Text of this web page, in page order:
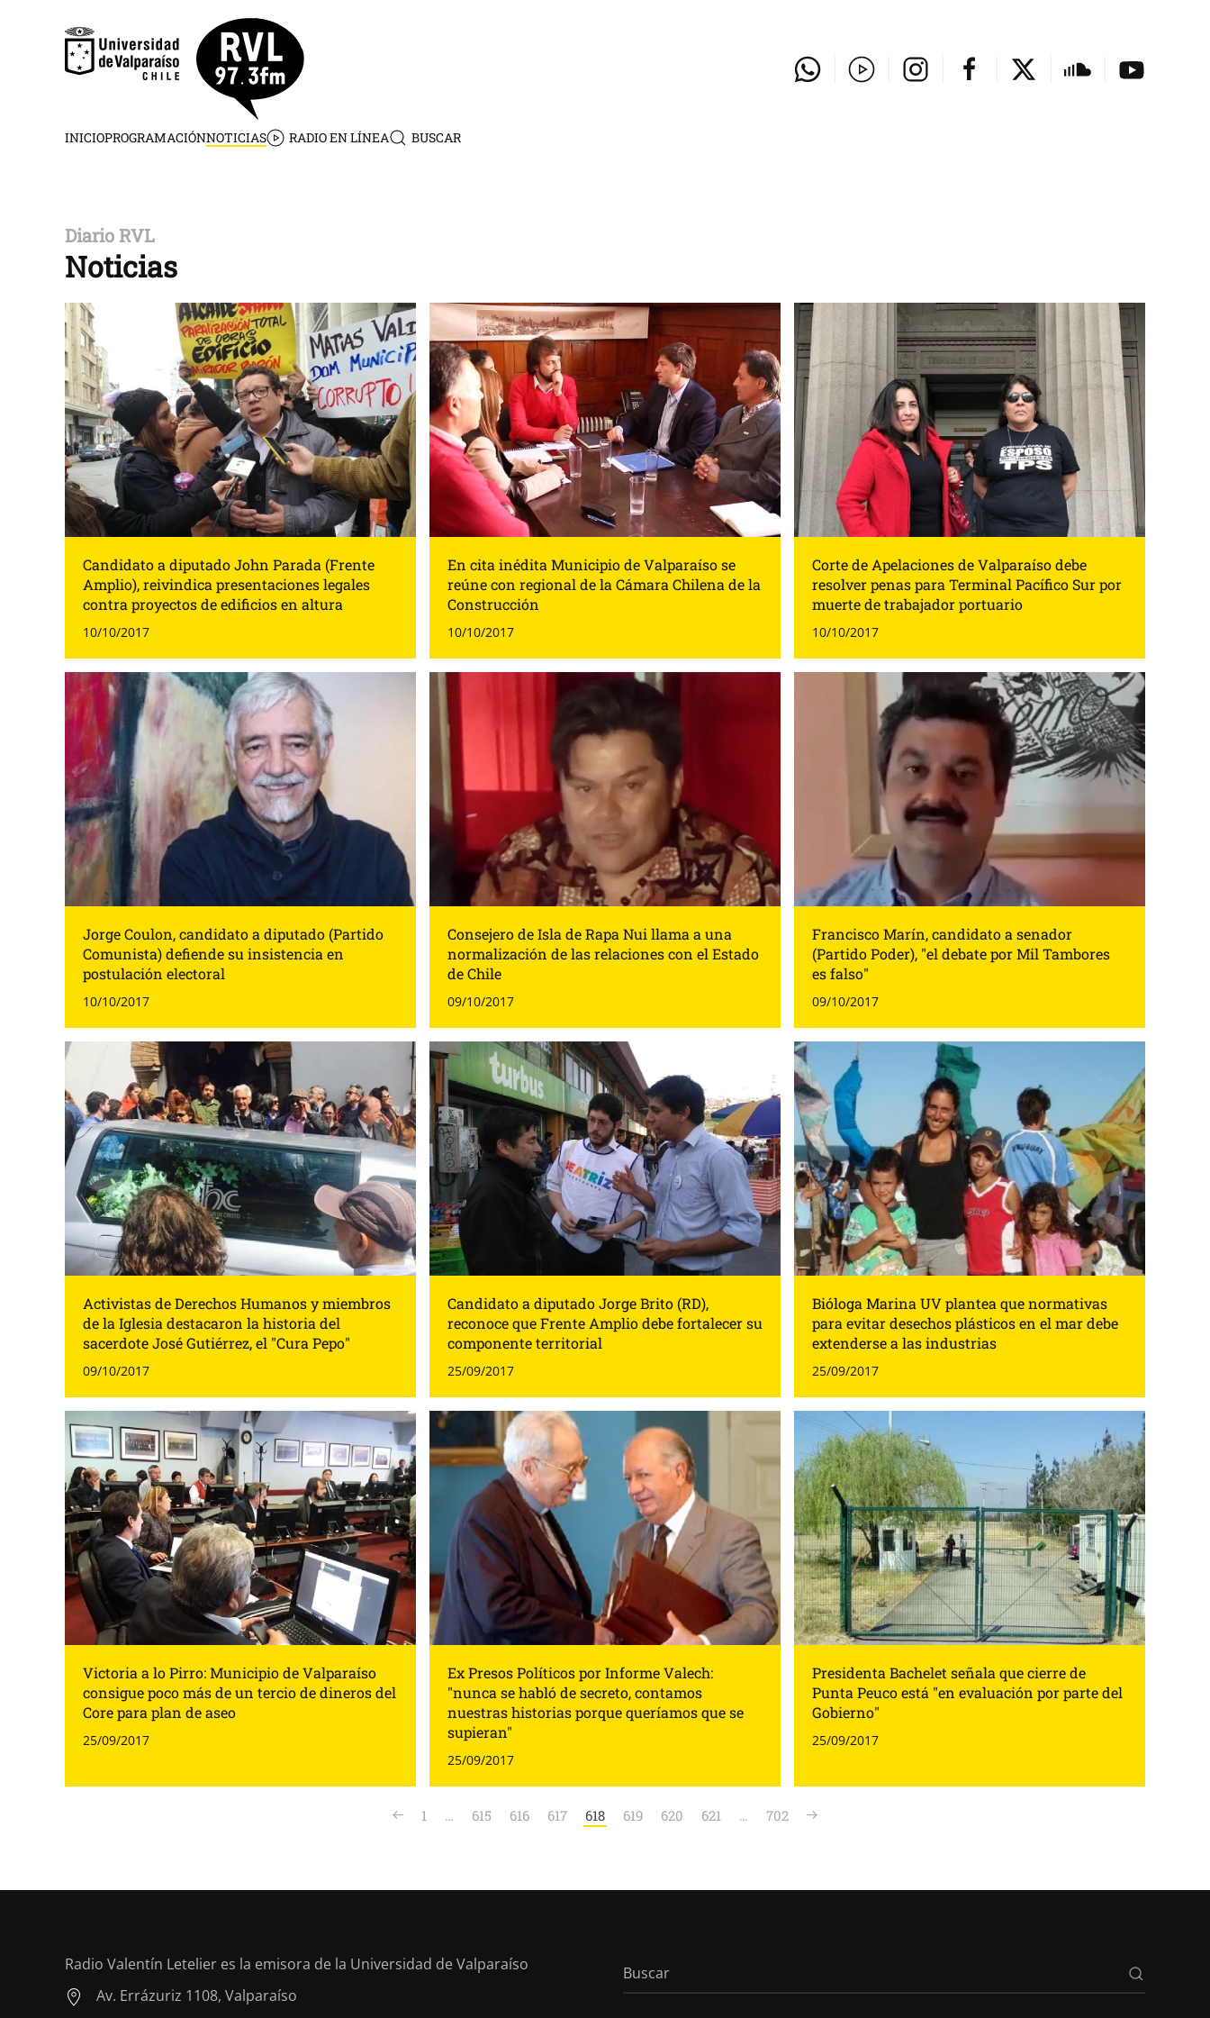
Skip to main content
INICIOPROGRAMACIÓNNOTICIAS RADIO EN LÍNEA BUSCAR
Diario RVL
Noticias
Candidato a diputado John Parada (Frente
Amplio), reivindica presentaciones legales
contra proyectos de edificios en altura
10/10/2017
En cita inédita Municipio de Valparaíso se
reúne con regional de la Cámara Chilena de la
Construcción
10/10/2017
Corte de Apelaciones de Valparaíso debe
resolver penas para Terminal Pacífico Sur por
muerte de trabajador portuario
10/10/2017
Jorge Coulon, candidato a diputado (Partido
Comunista) defiende su insistencia en
postulación electoral
10/10/2017
Consejero de Isla de Rapa Nui llama a una
normalización de las relaciones con el Estado
de Chile
09/10/2017
Francisco Marín, candidato a senador
(Partido Poder), "el debate por Mil Tambores
es falso"
09/10/2017
Activistas de Derechos Humanos y miembros
de la Iglesia destacaron la historia del
sacerdote José Gutiérrez, el "Cura Pepo"
09/10/2017
Candidato a diputado Jorge Brito (RD),
reconoce que Frente Amplio debe fortalecer su
componente territorial
25/09/2017
Bióloga Marina UV plantea que normativas
para evitar desechos plásticos en el mar debe
extenderse a las industrias
25/09/2017
Victoria a lo Pirro: Municipio de Valparaíso
consigue poco más de un tercio de dineros del
Core para plan de aseo
25/09/2017
Ex Presos Políticos por Informe Valech:
"nunca se habló de secreto, contamos
nuestras historias porque queríamos que se
supieran"
25/09/2017
Presidenta Bachelet señala que cierre de
Punta Peuco está "en evaluación por parte del
Gobierno"
25/09/2017
1 … 615 616 617 618 619 620 621 … 702
Radio Valentín Letelier es la emisora de la Universidad de Valparaíso
Av. Errázuriz 1108, Valparaíso